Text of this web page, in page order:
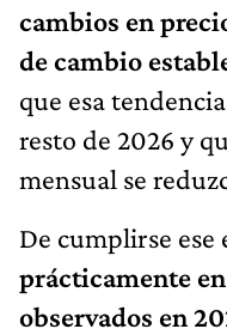
cambios en
de cambio
que esa
resto de 2026 y
mensual se
De cumplirse ese
prácticamente
observados en